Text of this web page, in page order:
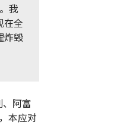
我
在全
炸毁
阿富
本应对